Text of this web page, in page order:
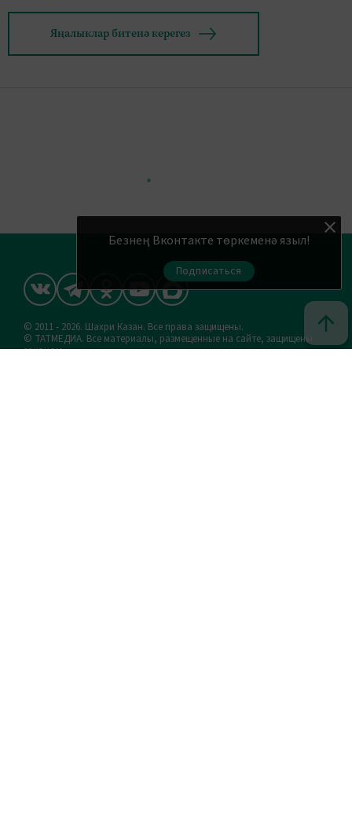
Яңалыклар битенә керегез
Безнең Вконтакте төркеменә языл!
Подписаться
© 2011 - 2026. Шахри Казан. Все права защищены.
© ТАТМЕДИА. Все материалы, размещенные на сайте, защищены
законом.